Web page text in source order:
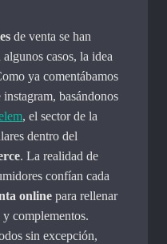
de venta se han
casos, la idea
ya comentábamos
basándonos
, el sector de la
dentro del
. La realidad de
confían cada
online para rellenar
complementos.
sin excepción,